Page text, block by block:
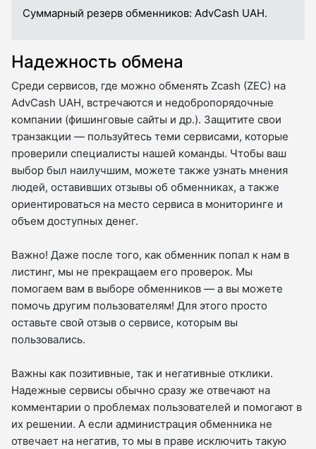
Суммарный резерв обменников: AdvCash UAH.
Надежность обмена
Среди сервисов, где можно обменять Zcash (ZEC) на
AdvCash UAH, встречаются и недобропорядочные
компании (фишинговые сайты и др.). Защитите свои
транзакции — пользуйтесь теми сервисами, которые
проверили специалисты нашей команды. Чтобы ваш
выбор был наилучшим, можете также узнать мнения
людей, оставивших отзывы об обменниках, а также
ориентироваться на место сервиса в мониторинге и
объем доступных денег.
Важно! Даже после того, как обменник попал к нам в
листинг, мы не прекращаем его проверок. Мы
помогаем вам в выборе обменников — а вы можете
помочь другим пользователям! Для этого просто
оставьте свой отзыв о сервисе, которым вы
пользовались.
Важны как позитивные, так и негативные отклики.
Надежные сервисы обычно сразу же отвечают на
комментарии о проблемах пользователей и помогают в
их решении. А если администрация обменника не
отвечает на негатив, то мы в праве исключить такую